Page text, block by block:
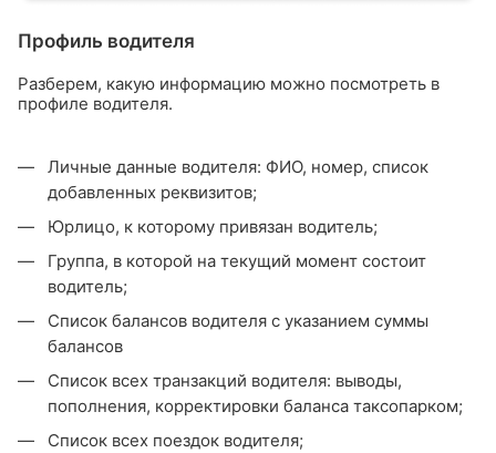
Профиль водителя
Разберем, какую информацию можно посмотреть в
профиле водителя.
Личные данные водителя: ФИО, номер, список
добавленных реквизитов;
Юрлицо, к которому привязан водитель;
Группа, в которой на текущий момент состоит
водитель;
Список балансов водителя с указанием суммы
балансов
Список всех транзакций водителя: выводы,
пополнения, корректировки баланса таксопарком;
Список всех поездок водителя;